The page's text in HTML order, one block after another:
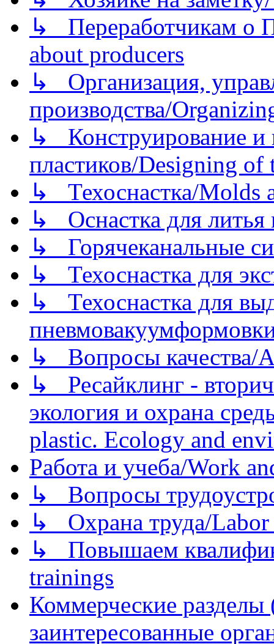
↳ Переработчикам о
about producers
↳ Организация,
производства/
↳ Конструирование и
пластиков/Designing of
↳ Техоснастка/Molds
↳ Оснастка для литья
↳ Горячеканальные
↳ Техоснастка для
↳ Техоснастка для
↳ Вопросы качества/
↳ Ресайклинг -
экология и охрана
plastic. Ecology and
Работа и учеба/Work
↳ Вопросы
↳ Охрана труда/Labor
↳ Повышаем
trainings
Коммерческие
заинтересованные